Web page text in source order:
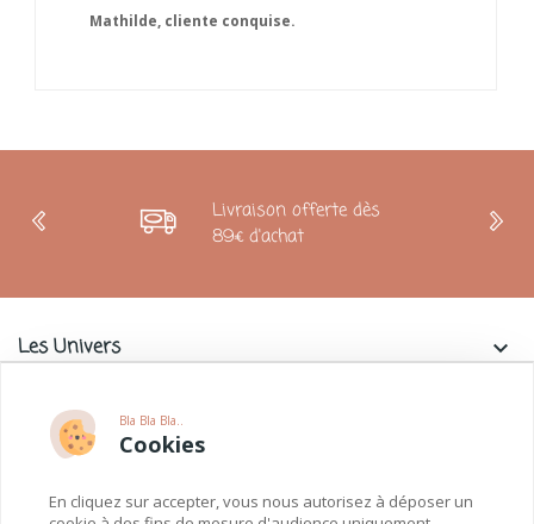
Bla Bla Bla..
Cookies
En cliquez sur accepter, vous nous autorisez à déposer un
Livraison offerte dès
89€ d'achat
Les Univers
keyboard_arrow_down
Charlie & La Petite Souris
Informations